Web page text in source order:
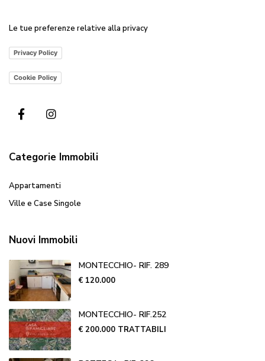
Le tue preferenze relative alla privacy
Privacy Policy
Cookie Policy
Categorie Immobili
Appartamenti
Ville e Case Singole
Nuovi Immobili
MONTECCHIO- RIF. 289
€ 120.000
MONTECCHIO- RIF.252
€ 200.000 TRATTABILI